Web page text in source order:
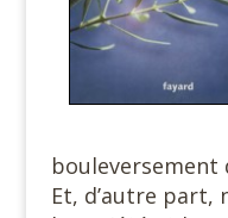
bouleversement
Et, d’autre part,